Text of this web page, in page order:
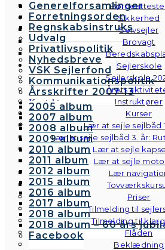
Sikkerhed
Selvsejler
Brovagt
Sejlerskole
Sejlerskole
Årets
Instruktører
Kurser
Lær at sejle sejlbåd
Lær at sejle sejlbåd 3. år:
Lær at sejle
Lær at sejle
Lær
Priser
Tilmelding til
Tilmelding til
Flåden
Beklædning
Generelforsamlinger
Forretningsorden
Regnskabsinstruks
Udvalg
Privatlivspolitik
Nyhedsbreve
VSK Sejlerfond
Kommunikationspolitik
Årsskrifter 2007-13
Kontakt
Galleri
Andre fotos
2005 album
2007 album
2008 album
2009 album
2010 album
2011 album
2012 album
2015 album
2016 album
2017 album
2018 album
2018 album – 60 års
Facebook